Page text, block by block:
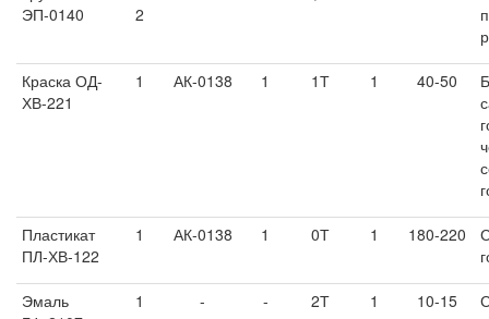
ЭП-0140
2
Краска ОД-
ХВ-221
1 АК-0138 1 1Т 1 40-50
Пластикат
ПЛ-ХВ-122
1 АК-0138 1 0Т 1 180-220
Эмаль
1 - - 2Т 1 10-15